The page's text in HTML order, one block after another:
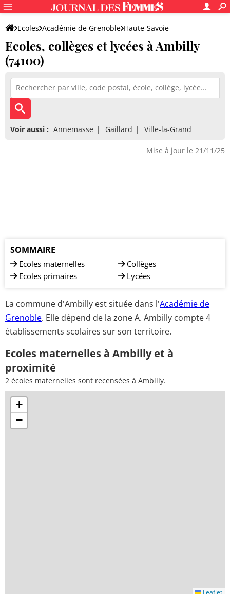
Ecoles Académie de Grenoble Haute-Savoie
Ecoles, collèges et lycées à Ambilly
(74100)
Voir aussi : Annemasse Gaillard Ville-la-Grand
Mise à jour le 21/11/25
SOMMAIRE
Ecoles maternelles
Ecoles primaires
Collèges
Lycées
La commune d'Ambilly est située dans l'Académie de
Grenoble. Elle dépend de la zone A. Ambilly compte 4
établissements scolaires sur son territoire.
Ecoles maternelles à Ambilly et à
proximité
2 écoles maternelles sont recensées à Ambilly.
+
−
Leaflet